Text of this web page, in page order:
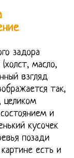
задора
масло,
взгляд
так,
целиком
и
кусочек
позади
есть и